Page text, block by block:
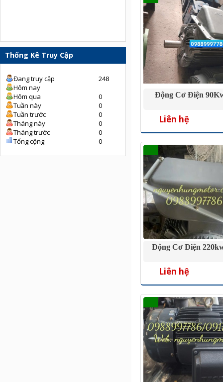
Thống Kê Truy Cập
Đang truy cập
248
Hôm nay
Hôm qua
0
Tuần này
0
Tuần trước
0
Tháng này
0
Tháng trước
0
Tổng cộng
0
Động Cơ Điện
Liên hệ
Động Cơ Điện
Liên hệ